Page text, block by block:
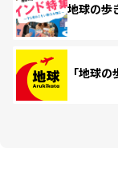
地球の歩
「地球